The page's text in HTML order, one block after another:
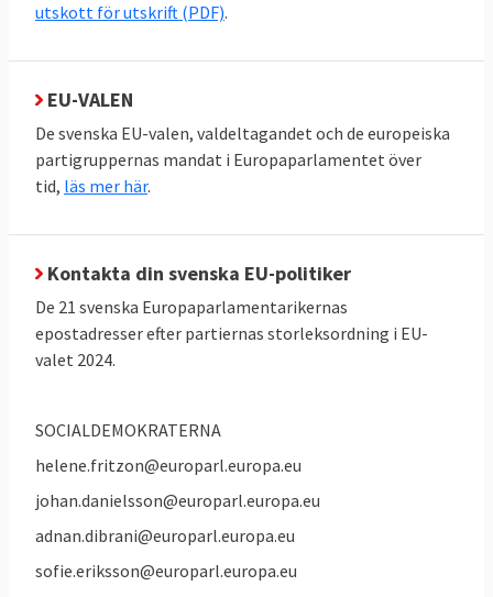
utskott för utskrift (PDF).
EU-VALEN
De svenska EU-valen, valdeltagandet och de europeiska
partigruppernas mandat i Europaparlamentet över
tid, läs mer här.
Kontakta din svenska EU-politiker
De 21 svenska Europaparlamentarikernas
epostadresser efter partiernas storleksordning i EU-
valet 2024.
SOCIALDEMOKRATERNA
helene.fritzon@europarl.europa.eu
johan.danielsson@europarl.europa.eu
adnan.dibrani@europarl.europa.eu
sofie.eriksson@europarl.europa.eu